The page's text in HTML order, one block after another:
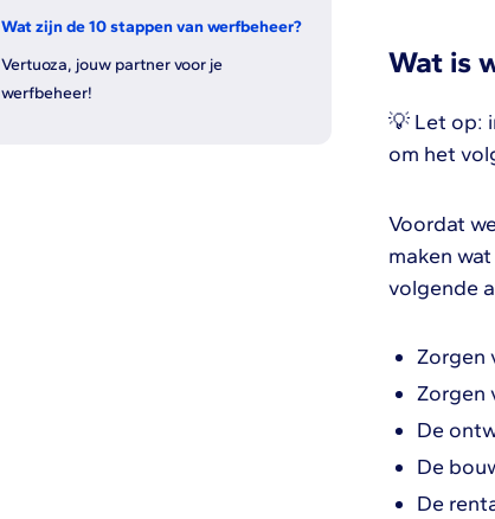
Wat zijn de 10 stappen van werfbeheer?
Vertuoza, jouw partner voor je
werfbeheer!
Wat is
💡 Let op:
om het
Voordat
maken
volgende
Zorgen
Zorgen
De
De
De